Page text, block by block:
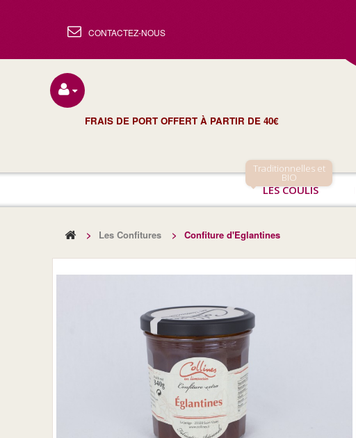
CONTACTEZ-NOUS
FRAIS DE PORT OFFERT À PARTIR DE 40€
Traditionnelles et
BIO
LES COULIS
> Les Confitures > Confiture d'Eglantines